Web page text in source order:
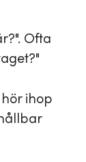
Ofta
ihop